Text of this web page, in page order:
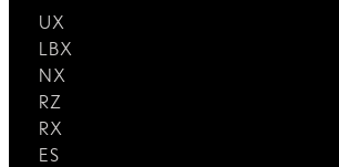
UX
LBX
NX
RZ
RX
ES